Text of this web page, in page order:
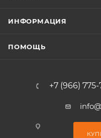
ИНФОРМАЦИЯ
ПОМОЩЬ
+7 (966)